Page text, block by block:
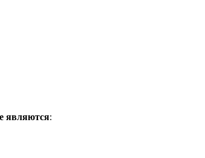
являются: